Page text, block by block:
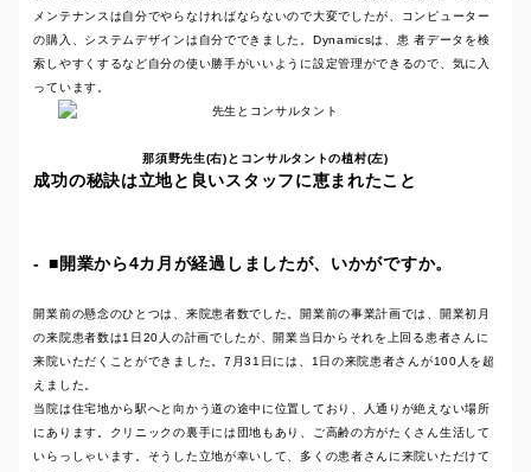
メンテナンスは自分でやらなければならないので大変でしたが、コンピューター
の購入、システムデザインは自分でできました。Dynamicsは、患 者データを検
索しやすくするなど自分の使い勝手がいいように設定管理ができるので、気に入
っています。
那須野先生(右)とコンサルタントの植村(左)
成功の秘訣は立地と良いスタッフに恵まれたこと
■開業から4カ月が経過しましたが、いかがですか。
開業前の懸念のひとつは、来院患者数でした。開業前の事業計画では、開業初月
の来院患者数は1日20人の計画でしたが、開業当日からそれを上回る患者さんに
来院いただくことができました。7月31日には、1日の来院患者さんが100人を超
えました。
当院は住宅地から駅へと向かう道の途中に位置しており、人通りが絶えない場所
にあります。クリニックの裏手には団地もあり、ご高齢の方がたくさん生活して
いらっしゃいます。そうした立地が幸いして、多くの患者さんに来院いただけて